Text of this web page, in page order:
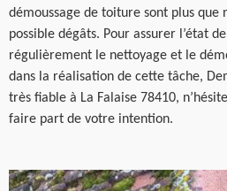
démoussage de toiture sont plus que
possible dégâts. Pour assurer l’état
régulièrement le nettoyage et le
dans la réalisation de cette tâche,
très fiable à La Falaise 78410,
faire part de votre intention.